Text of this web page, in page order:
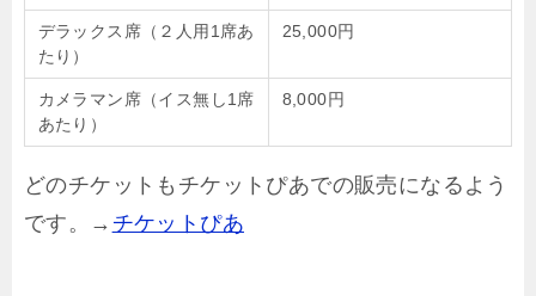
デラックス席（２人用1席あ
たり）
25,000円
カメラマン席（イス無し1席
あたり）
8,000円
どのチケットもチケットぴあでの販売になるよう
です。→ チケットぴあ